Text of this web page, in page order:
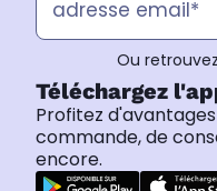
Ou
Téléchargez
Profitez
commande, de
encore.